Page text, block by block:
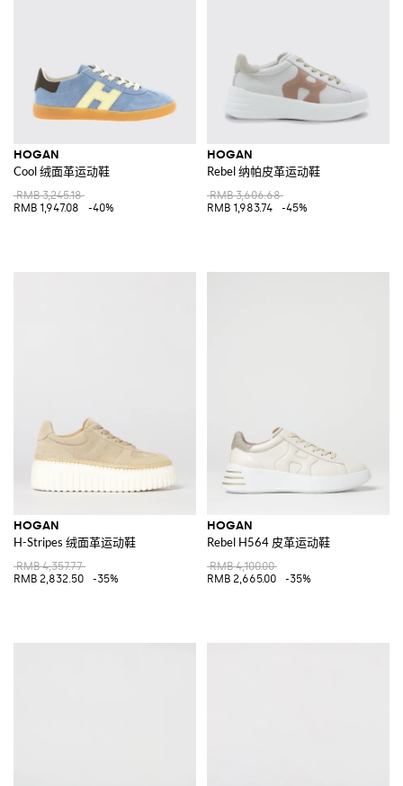
HOGAN
Cool 绒面革运动鞋
RMB 3,245.18
RMB 1,947.08
-40%
HOGAN
Rebel 纳帕皮革运动鞋
RMB 3,606.68
RMB 1,983.74
-45%
HOGAN
H-Stripes 绒面革运动鞋
RMB 4,357.77
RMB 2,832.50
-35%
HOGAN
Rebel H564 皮革运动鞋
RMB 4,100.00
RMB 2,665.00
-35%